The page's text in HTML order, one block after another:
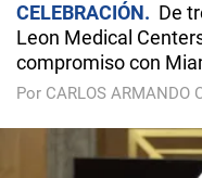
CELEBRACIÓN
De
Leon Medical
compromiso con
Por CARLOS ARMANDO